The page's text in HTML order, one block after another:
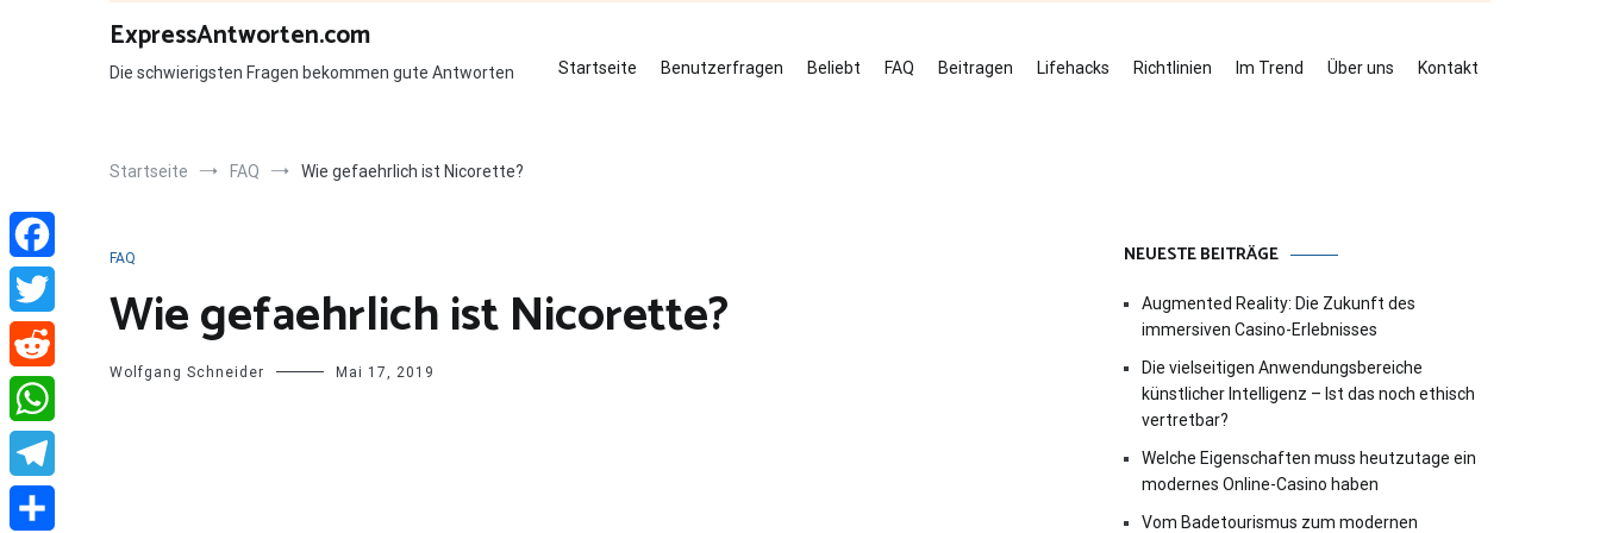
ExpressAntworten.com
Die schwierigsten Fragen bekommen gute Antworten Startseite Benutzerfragen Beliebt FAQ Beitragen Lifehacks Richtlinien Im Trend Über uns Kontakt
Startseite FAQ Wie gefaehrlich ist Nicorette?
FAQ
Wie gefaehrlich ist Nicorette?
Wolfgang Schneider Mai 17, 2019
NEUESTE BEITRÄGE
Augmented Reality: Die Zukunft des
immersiven Casino-Erlebnisses
Die vielseitigen Anwendungsbereiche
künstlicher Intelligenz – Ist das noch ethisch
vertretbar?
Welche Eigenschaften muss heutzutage ein
modernes Online-Casino haben
Vom Badetourismus zum modernen
Facebook
Twitter
Reddit
WhatsApp
Telegram